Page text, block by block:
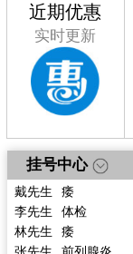
近期优惠
实时更新
挂号中心
戴先生 痿
李先生 体检
林先生 痿
张先生 前列腺炎
熊先生 前列腺炎
戴先生
痿
李先生
体检
林先生
痿
张先生
前列腺炎